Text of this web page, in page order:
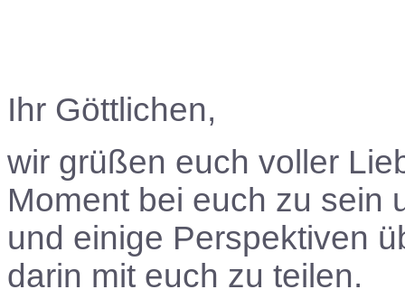
Ihr Göttlichen,
wir grüßen euch voller
Moment bei euch zu sein
und einige Perspektiven
darin mit euch zu teilen.